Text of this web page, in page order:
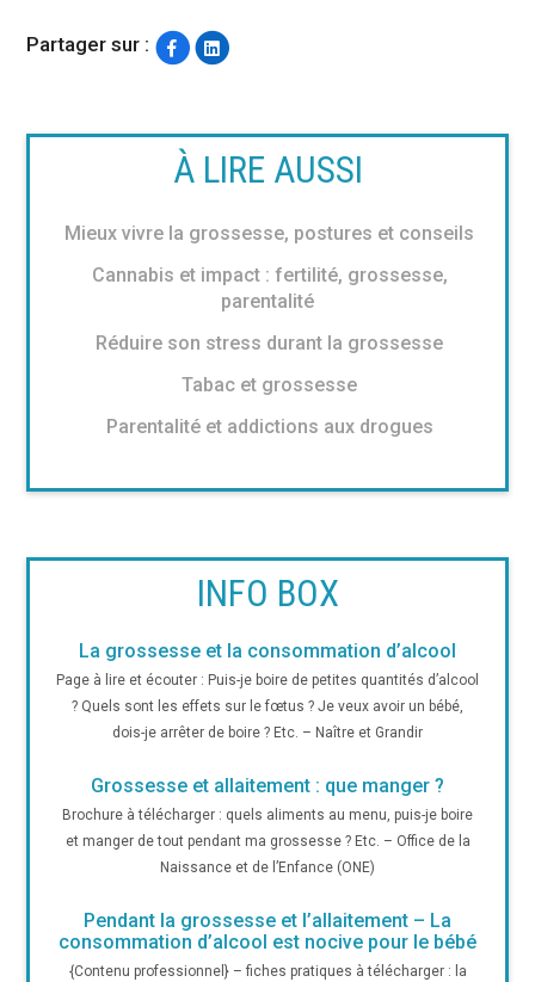
Partager sur :
À LIRE AUSSI
Mieux vivre la grossesse, postures et conseils
Cannabis et impact : fertilité, grossesse,
parentalité
Réduire son stress durant la grossesse
Tabac et grossesse
Parentalité et addictions aux drogues
INFO BOX
La grossesse et la consommation d’alcool
Page à lire et écouter : Puis-je boire de petites quantités d’alcool
? Quels sont les effets sur le fœtus ? Je veux avoir un bébé,
dois-je arrêter de boire ? Etc. – Naître et Grandir
Grossesse et allaitement : que manger ?
Brochure à télécharger : quels aliments au menu, puis-je boire
et manger de tout pendant ma grossesse ? Etc. – Office de la
Naissance et de l’Enfance (ONE)
Pendant la grossesse et l’allaitement – La
consommation d’alcool est nocive pour le bébé
{Contenu professionnel} – fiches pratiques à télécharger : la